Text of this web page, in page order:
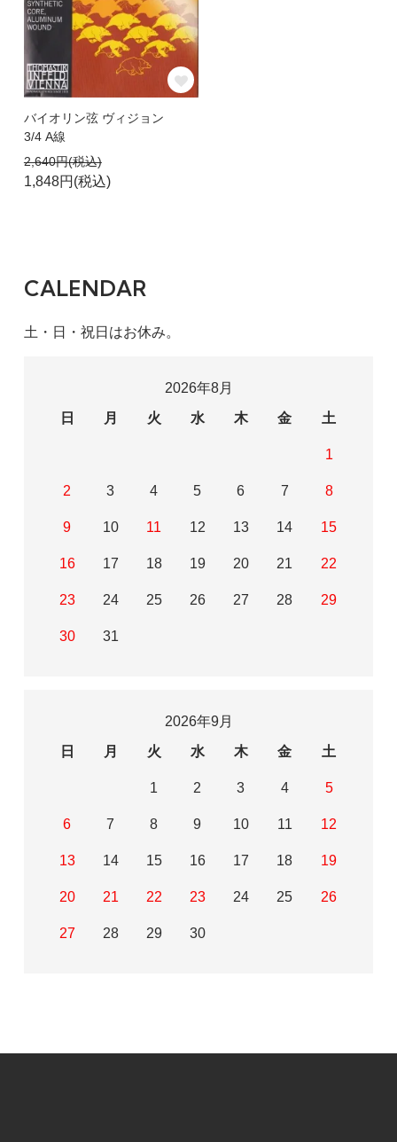
バイオリン弦 ヴィジョン
3/4 A線
2,640円(税込)
1,848円(税込)
CALENDAR
土・日・祝日はお休み。
2026年8月
日
月 火 水 木 金 土
1
2 3 4 5 6 7 8
9 10 11 12 13 14 15
16 17 18 19 20 21 22
23 24 25 26 27 28 29
30 31
2026年9月
日
月 火 水 木 金 土
1 2 3 4 5
6 7 8 9 10 11 12
13 14 15 16 17 18 19
20 21 22 23 24 25 26
27 28 29 30